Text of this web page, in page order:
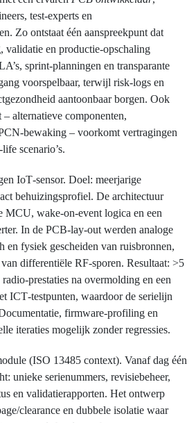
test‑experts en
Zo ontstaat één aanspreekpunt dat
validatie en productie‑opschaling
sprint‑planningen en transparante
voorspelbaar, terwijl risk‑logs en
aantoonbaar borgen. Ook
alternatieve componenten,
– voorkomt vertragingen
scenario’s.
IoT‑sensor. Doel: meerjarige
behuizingsprofiel. De architectuur
MCU, wake‑on‑event logica en een
In de PCB‑lay‑out werden analoge
en fysiek gescheiden van ruisbronnen,
differentiële RF‑sporen. Resultaat: >5
na overmolding en een
ICT‑testpunten, waardoor de serielijn
firmware‑profiling en
iteraties mogelijk zonder regressies.
(ISO 13485 context). Vanaf dag één
unieke serienummers, revisiebeheer,
en validatierapporten. Het ontwerp
clearance en dubbele isolatie waar